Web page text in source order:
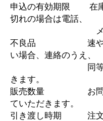
申込の有効期限 在庫
切れの場合は電話、
メールにて連
不良品 速やかにお
い場合、連絡のうえ、
同等品と交換も
きます。
販売数量 お問合せ
ていただきます。
引き渡し時期 注文日